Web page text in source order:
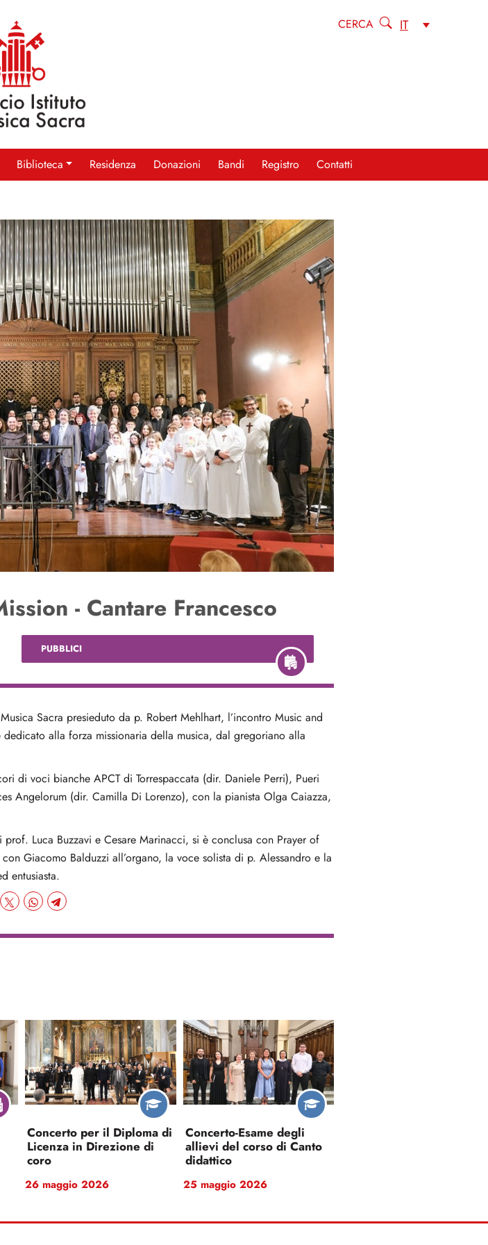
CERCA IT
Biblioteca Residenza Donazioni Bandi Registro Contatti
- Cantare Francesco
PUBBLICI
Sacra presieduto da p. Robert Mehlhart, l’incontro Music and
alla forza missionaria della musica, dal gregoriano alla
di voci bianche APCT di Torrespaccata (dir. Daniele Perri), Pueri
Angelorum (dir. Camilla Di Lorenzo), con la pianista Olga Caiazza,
Luca Buzzavi e Cesare Marinacci, si è conclusa con Prayer of
Giacomo Balduzzi all’organo, la voce solista di p. Alessandro e la
entusiasta.
Concerto per il Diploma di
Licenza in Direzione di
coro
26 maggio 2026
Concerto-Esame degli
allievi del corso di Canto
didattico
25 maggio 2026